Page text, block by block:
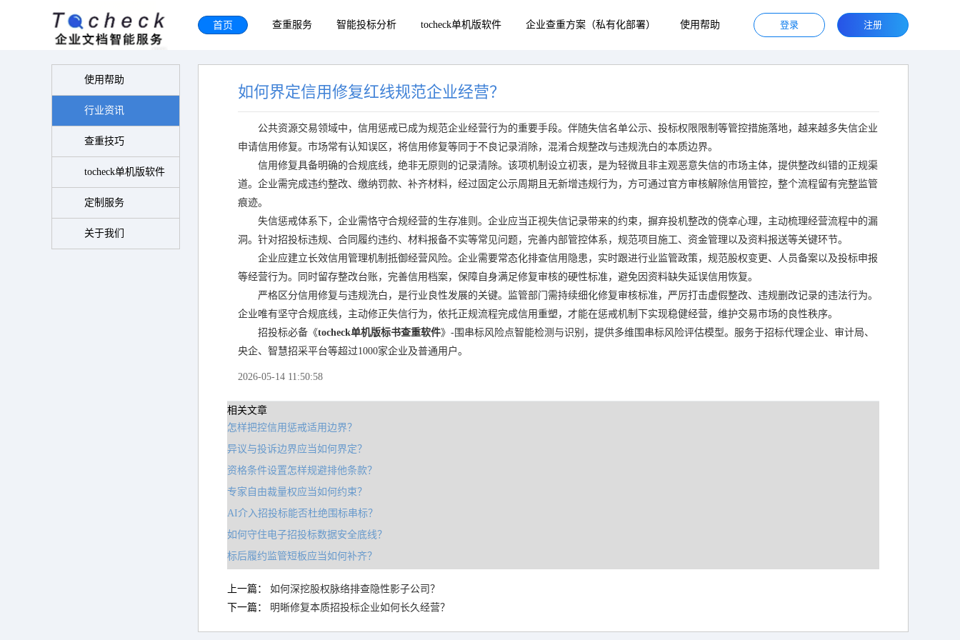
首页 查重服务 智能投标分析 tocheck单机版软件 企业查重方案（私有化部署） 使用帮助 登录 注册
使用帮助
行业资讯
查重技巧
tocheck单机版软件
定制服务
关于我们
如何界定信用修复红线规范企业经营？
公共资源交易领域中，信用惩戒已成为规范企业经营行为的重要手段。伴随失信名单公示、投标权限限制等管控措施落地，越来越多失信企业
申请信用修复。市场常有认知误区，将信用修复等同于不良记录消除，混淆合规整改与违规洗白的本质边界。
信用修复具备明确的合规底线，绝非无原则的记录清除。该项机制设立初衷，是为轻微且非主观恶意失信的市场主体，提供整改纠错的正规渠
道。企业需完成违约整改、缴纳罚款、补齐材料，经过固定公示周期且无新增违规行为，方可通过官方审核解除信用管控，整个流程留有完整监管
痕迹。
失信惩戒体系下，企业需恪守合规经营的生存准则。企业应当正视失信记录带来的约束，摒弃投机整改的侥幸心理，主动梳理经营流程中的漏
洞。针对招投标违规、合同履约违约、材料报备不实等常见问题，完善内部管控体系，规范项目施工、资金管理以及资料报送等关键环节。
企业应建立长效信用管理机制抵御经营风险。企业需要常态化排查信用隐患，实时跟进行业监管政策，规范股权变更、人员备案以及投标申报
等经营行为。同时留存整改台账，完善信用档案，保障自身满足修复审核的硬性标准，避免因资料缺失延误信用恢复。
严格区分信用修复与违规洗白，是行业良性发展的关键。监管部门需持续细化修复审核标准，严厉打击虚假整改、违规删改记录的违法行为。
企业唯有坚守合规底线，主动修正失信行为，依托正规流程完成信用重塑，才能在惩戒机制下实现稳健经营，维护交易市场的良性秩序。
招投标必备《tocheck单机版标书查重软件》-围串标风险点智能检测与识别，提供多维围串标风险评估模型。服务于招标代理企业、审计局、
央企、智慧招采平台等超过1000家企业及普通用户。
2026-05-14 11:50:58
相关文章
怎样把控信用惩戒适用边界？
异议与投诉边界应当如何界定？
资格条件设置怎样规避排他条款？
专家自由裁量权应当如何约束？
AI介入招投标能否杜绝围标串标？
如何守住电子招投标数据安全底线？
标后履约监管短板应当如何补齐？
上一篇： 如何深挖股权脉络排查隐性影子公司？
下一篇： 明晰修复本质招投标企业如何长久经营？